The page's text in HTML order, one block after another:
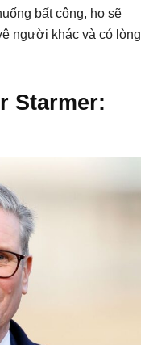
bất công, họ sẽ
người khác và có lòng
Starmer: